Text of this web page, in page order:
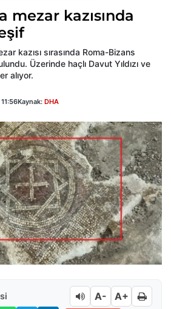
mezar kazısında
kazısı sırasında Roma-Bizans
Üzerinde haçlı Davut Yıldızı ve
alıyor.
Kaynak: DHA
A- A+